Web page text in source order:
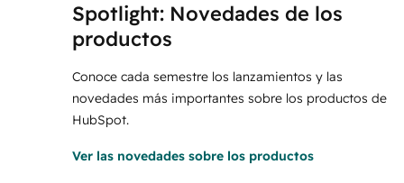
Spotlight: Novedades de los
productos
Conoce cada semestre los lanzamientos y las
novedades más importantes sobre los productos de
HubSpot.
Ver las novedades sobre los productos